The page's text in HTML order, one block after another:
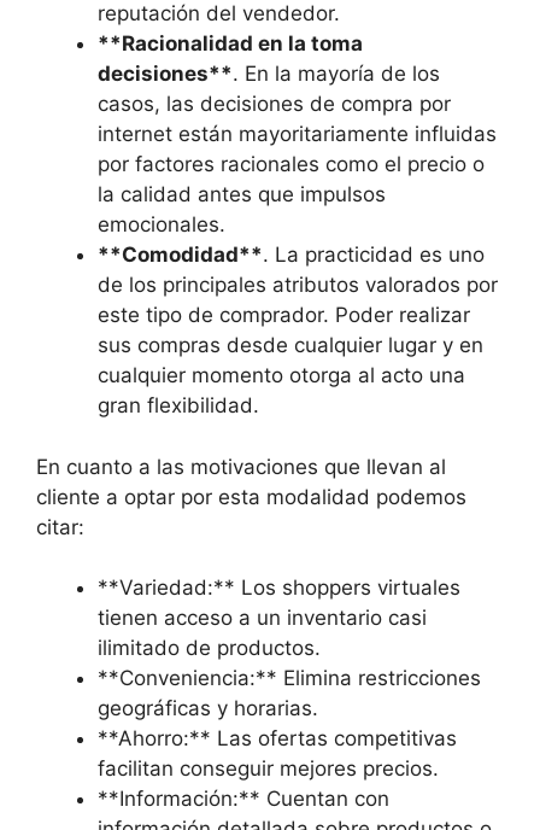
reputación del vendedor.
**Racionalidad en la toma
decisiones**. En la mayoría de los
casos, las decisiones de compra por
internet están mayoritariamente influidas
por factores racionales como el precio o
la calidad antes que impulsos
emocionales.
**Comodidad**. La practicidad es uno
de los principales atributos valorados por
este tipo de comprador. Poder realizar
sus compras desde cualquier lugar y en
cualquier momento otorga al acto una
gran flexibilidad.
En cuanto a las motivaciones que llevan al
cliente a optar por esta modalidad podemos
citar:
**Variedad:** Los shoppers virtuales
tienen acceso a un inventario casi
ilimitado de productos.
**Conveniencia:** Elimina restricciones
geográficas y horarias.
**Ahorro:** Las ofertas competitivas
facilitan conseguir mejores precios.
**Información:** Cuentan con